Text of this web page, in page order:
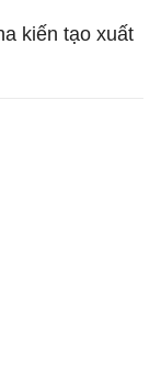
kiến tạo xuất